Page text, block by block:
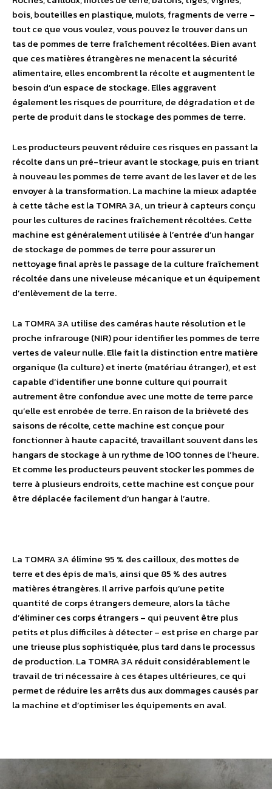
bois, bouteilles en plastique, mulots, fragments de verre –
tout ce que vous voulez, vous pouvez le trouver dans un
tas de pommes de terre fraîchement récoltées. Bien avant
que ces matières étrangères ne menacent la sécurité
alimentaire, elles encombrent la récolte et augmentent le
besoin d’un espace de stockage. Elles aggravent
également les risques de pourriture, de dégradation et de
perte de produit dans le stockage des pommes de terre.
Les producteurs peuvent réduire ces risques en passant la
récolte dans un pré-trieur avant le stockage, puis en triant
à nouveau les pommes de terre avant de les laver et de les
envoyer à la transformation. La machine la mieux adaptée
à cette tâche est la TOMRA 3A, un trieur à capteurs conçu
pour les cultures de racines fraîchement récoltées. Cette
machine est généralement utilisée à l’entrée d’un hangar
de stockage de pommes de terre pour assurer un
nettoyage final après le passage de la culture fraîchement
récoltée dans une niveleuse mécanique et un équipement
d’enlèvement de la terre.
La TOMRA 3A utilise des caméras haute résolution et le
proche infrarouge (NIR) pour identifier les pommes de terre
vertes de valeur nulle. Elle fait la distinction entre matière
organique (la culture) et inerte (matériau étranger), et est
capable d’identifier une bonne culture qui pourrait
autrement être confondue avec une motte de terre parce
qu’elle est enrobée de terre. En raison de la brièveté des
saisons de récolte, cette machine est conçue pour
fonctionner à haute capacité, travaillant souvent dans les
hangars de stockage à un rythme de 100 tonnes de l’heure.
Et comme les producteurs peuvent stocker les pommes de
terre à plusieurs endroits, cette machine est conçue pour
être déplacée facilement d’un hangar à l’autre.
La TOMRA 3A élimine 95 % des cailloux, des mottes de
terre et des épis de maïs, ainsi que 85 % des autres
matières étrangères. Il arrive parfois qu’une petite
quantité de corps étrangers demeure, alors la tâche
d’éliminer ces corps étrangers – qui peuvent être plus
petits et plus difficiles à détecter – est prise en charge par
une trieuse plus sophistiquée, plus tard dans le processus
de production. La TOMRA 3A réduit considérablement le
travail de tri nécessaire à ces étapes ultérieures, ce qui
permet de réduire les arrêts dus aux dommages causés par
la machine et d’optimiser les équipements en aval.